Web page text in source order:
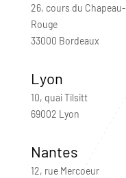
26, cours du Chapeau-
Rouge
33000 Bordeaux
Lyon
10, quai Tilsitt
69002 Lyon
Nantes
12, rue Mercoeur